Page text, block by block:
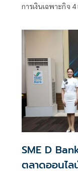
การเงินเฉพาะกิจ
บาท เปิดทาง ธ.ก.
SME D
ตลาดออนไ